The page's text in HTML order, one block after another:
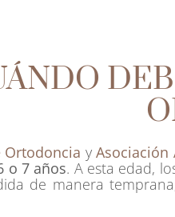
Ortodoncia yAsociación
o 7 años. A esta edad,
de manera